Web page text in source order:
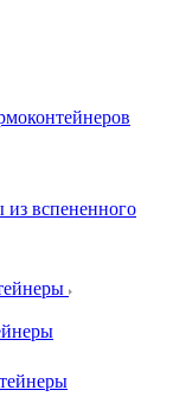
из вспененного